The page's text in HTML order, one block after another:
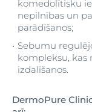
komedolītisku
nepilnības un
parādīšanos;
Sebumu
kompleksu, kas
izdalīšanos.
DermoPure